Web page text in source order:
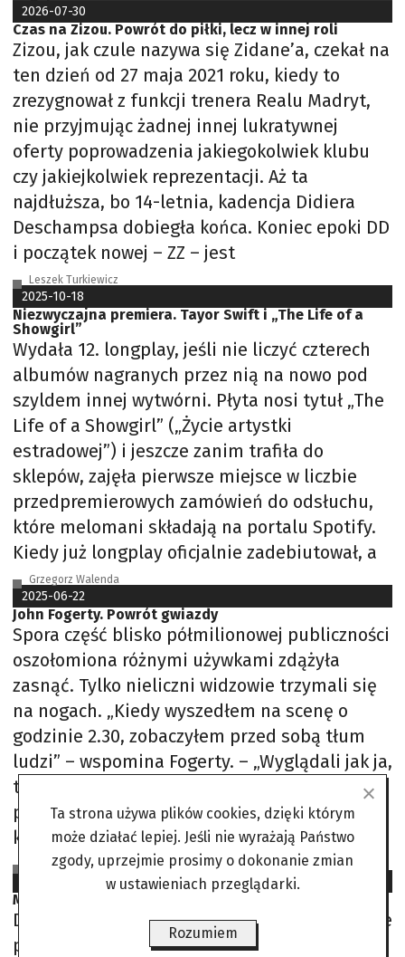
2026-07-30
Czas na Zizou. Powrót do piłki, lecz w innej roli
Zizou, jak czule nazywa się Zidane’a, czekał na
ten dzień od 27 maja 2021 roku, kiedy to
zrezygnował z funkcji trenera Realu Madryt,
nie przyjmując żadnej innej lukratywnej
oferty poprowadzenia jakiegokolwiek klubu
czy jakiejkolwiek reprezentacji. Aż ta
najdłuższa, bo 14-letnia, kadencja Didiera
Deschampsa dobiegła końca. Koniec epoki DD
i początek nowej – ZZ – jest
Leszek Turkiewicz
2025-10-18
Niezwyczajna premiera. Tayor Swift i „The Life of a
Showgirl”
Wydała 12. longplay, jeśli nie liczyć czterech
albumów nagranych przez nią na nowo pod
szyldem innej wytwórni. Płyta nosi tytuł „The
Life of a Showgirl” („Życie artystki
estradowej”) i jeszcze zanim trafiła do
sklepów, zajęła pierwsze miejsce w liczbie
przedpremierowych zamówień do odsłuchu,
które melomani składają na portalu Spotify.
Kiedy już longplay oficjalnie zadebiutował, a
Grzegorz Walenda
2025-06-22
John Fogerty. Powrót gwiazdy
Spora część blisko półmilionowej publiczności
oszołomiona różnymi używkami zdążyła
zasnąć. Tylko nieliczni widzowie trzymali się
na nogach. „Kiedy wyszedłem na scenę o
godzinie 2.30, zobaczyłem przed sobą tłum
ludzi” – wspomina Fogerty. – „Wyglądali jak ja,
tyle że niektórzy nie mieli na sobie ubrań i
przeważnie spali. Zagraliśmy kilka szybkich
kawałków, żeby ich rozruszać, po
Grzegorz Walenda
Mariusz Woźniczka znów rozmawia nocą
Dzwoniącymi byli przede wszystkim słuchacze
pamiętający audycję sprzed lat. – Marzy mi
Ta strona używa plików cookies, dzięki którym
może działać lepiej. Jeśli nie wyrażają Państwo
zgody, uprzejmie prosimy o dokonanie zmian
w ustawieniach przeglądarki.
Rozumiem